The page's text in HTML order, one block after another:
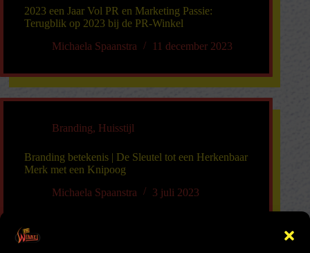
2023 een Jaar Vol PR en Marketing Passie:
Terugblik op 2023 bij de PR-Winkel
Michaela Spaanstra
11 december 2023
Branding, Huisstijl
Branding betekenis | De Sleutel tot een Herkenbaar
Merk met een Knipoog
Michaela Spaanstra
3 juli 2023